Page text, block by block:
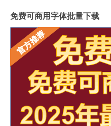
免费可商用字体批量下载